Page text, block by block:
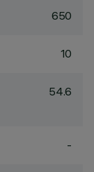
650
10
54.6
-